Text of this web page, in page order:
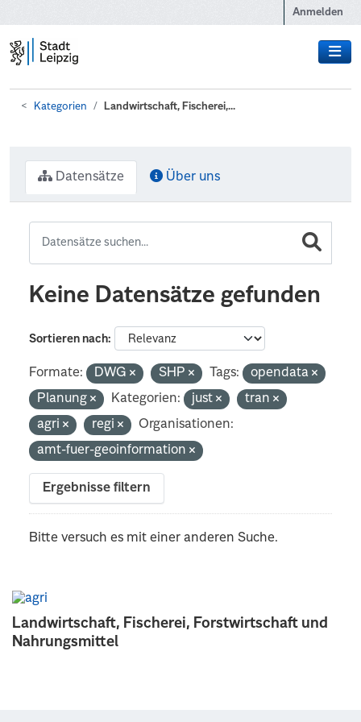
Anmelden
Kategorien Landwirtschaft, Fischerei,...
Landwirtschaft, Fischerei, Forstwirtschaft und
Nahrungsmittel
Datensätze Über uns
Keine Datensätze gefunden
Sortieren nach
Formate: DWG SHP Tags:
opendata
Planung
Kategorien: just
tran
agri
regi
Organisationen:
amt-fuer-geoinformation
Ergebnisse filtern
Bitte versuch es mit einer anderen Suche.